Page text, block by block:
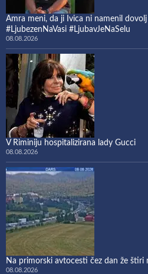
Amra meni, da ji Ivica ni namenil
#LjubezenNaVasi #LjubavJeNaSelu
08.08.2026
V Riminiju hospitalizirana lady Gucci
08.08.2026
Na primorski avtocesti čez dan že štiri
08.08.2026